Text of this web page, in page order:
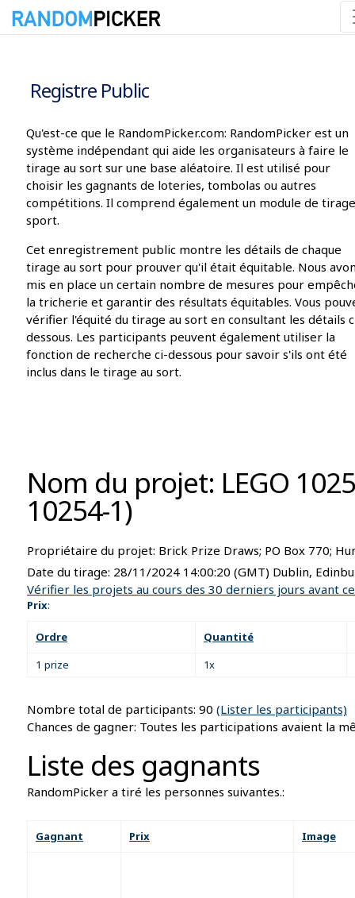
Registre Public
Qu'est-ce que le RandomPicker.com: RandomPicker est un
système indépendant qui aide les organisateurs à faire le
tirage au sort sur une base aléatoire. Il est utilisé pour
choisir les gagnants de loteries, tombolas ou autres
compétitions. Il comprend également un module de tirage
sport.
Cet enregistrement public montre les détails de chaque
tirage au sort pour prouver qu'il était équitable. Nous
mis en place un certain nombre de mesures pour
la tricherie et garantir des résultats équitables. Vous
vérifier l'équité du tirage au sort en consultant les détails
dessous. Les participants peuvent également utiliser la
fonction de recherche ci-dessous pour savoir s'ils ont été
inclus dans le tirage au sort.
Nom du projet: LEGO
10254-1)
Propriétaire du projet: Brick Prize Draws; PO Box 770;
Date du tirage: 28/11/2024 14:00:20 (GMT) Dublin,
Vérifier les projets au cours des 30 derniers jours avant
Prix:
Ordre
Quantité
1 prize
1x
Nombre total de participants: 90 (Lister les participants)
Chances de gagner: Toutes les participations avaient la
Liste des gagnants
RandomPicker a tiré les personnes suivantes.:
Gagnant Prix Image